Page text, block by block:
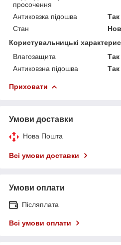
просочення
Антиковзка підошва
Так
Стан
Користувальницькі
Влагозащита
Так
Антиковзна підошва
Так
Приховати
Умови доставки
Нова Пошта
Всі умови доставки
Умови оплати
Післяплата
Всі умови оплати